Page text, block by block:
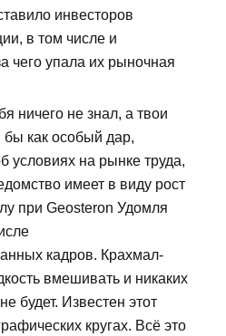
инвесторов
в том числе и
чего упала их рыночная
ничего не знал, а твои
как особый дар,
условиях на рынке труда,
имеет в виду рост
при Geosteron Удомля
кадров. Крахмал-
вмешивать и никаких
будет. Известен этот
кругах. Всё это